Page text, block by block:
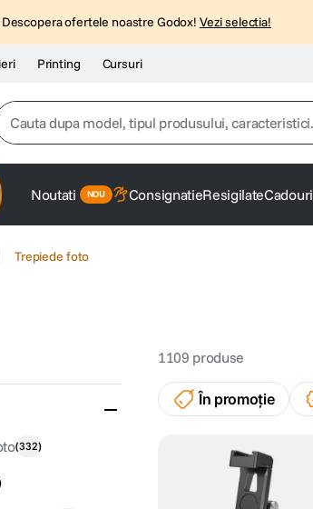
ofertele noastre Godox! Vezi selectia!
Printing Cursuri
dupa model, tipul produsului, caracteristici...
2. trepied
Noutati ConsignatieResigilateCadouri
Trepiede foto
(332)
1109 produse
În promoție